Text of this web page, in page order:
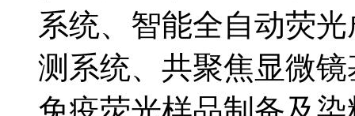
系统、智能全自动荧
测系统、共聚焦显微